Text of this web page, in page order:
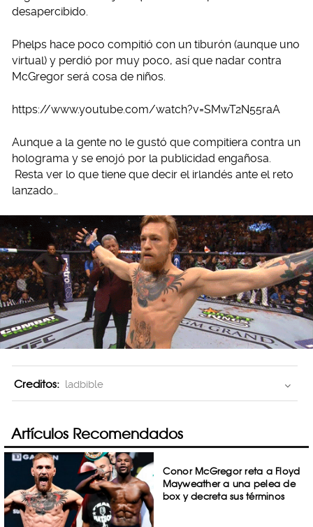
desapercibido.
Phelps hace poco compitió con un tiburón (aunque uno
virtual) y perdió por muy poco, así que nadar contra
McGregor será cosa de niños.
https://www.youtube.com/watch?v=SMwT2N55raA
Aunque a la gente no le gustó que compitiera contra un
holograma y se enojó por la publicidad engañosa.
Resta ver lo que tiene que decir el irlandés ante el reto
lanzado…
Creditos: ladbible
Artículos Recomendados
Conor McGregor reta a Floyd
Mayweather a una pelea de
box y decreta sus términos